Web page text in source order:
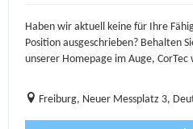
Haben wir aktuell keine für Ihre
Position ausgeschrieben? Behalten
unserer Homepage im Auge,
Freiburg, Neuer Messplatz 3,